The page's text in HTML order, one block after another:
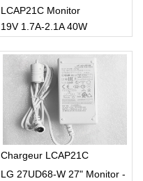
LCAP21C Monitor
19V 1.7A-2.1A 40W
Chargeur LCAP21C
LG 27UD68-W 27" Monitor -